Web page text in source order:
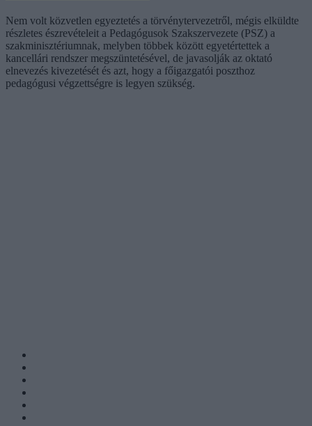
Nem volt közvetlen egyeztetés a törvénytervezetről, mégis elküldte
részletes észrevételeit a Pedagógusok Szakszervezete (PSZ) a
szakminisztériumnak, melyben többek között egyetértettek a
kancellári rendszer megszüntetésével, de javasolják az oktató
elnevezés kivezetését és azt, hogy a főigazgatói poszthoz
pedagógusi végzettségre is legyen szükség.